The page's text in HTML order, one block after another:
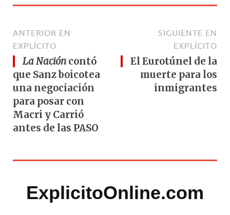
ANTERIOR EN
EXPLÍCITO
La Nación contó
que Sanz boicotea
una negociación
para posar con
Macri y Carrió
antes de las PASO
SIGUIENTE EN
EXPLÍCITO
El Eurotúnel de la
muerte para los
inmigrantes
ExplicitoOnline.com